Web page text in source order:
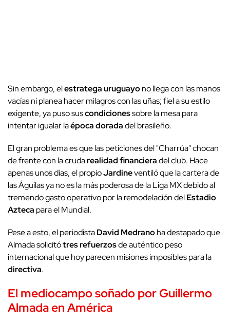
Sin embargo, elestratega uruguayono llega con las manos
vacías ni planea hacer milagros con las uñas; fiel a su estilo
exigente, ya puso suscondicionessobre la mesa para
intentar igualar laépoca doradadel brasileño.
El gran problema es que las peticiones del "Charrúa" chocan
de frente con la crudarealidad financieradel club. Hace
apenas unos días, el propioJardineventiló que la cartera de
las Águilas ya no es la más poderosa de la Liga MX debido al
tremendo gasto operativo por la remodelación delEstadio
Azteca para el Mundial.
Pese a esto, el periodistaDavid Medranoha destapado que
Almada solicitótres refuerzosde auténtico peso
internacional que hoy parecen misiones imposibles para la
directiva.
El mediocampo soñado por Guillermo
Almada en América